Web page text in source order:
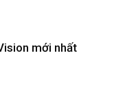
mới nhất